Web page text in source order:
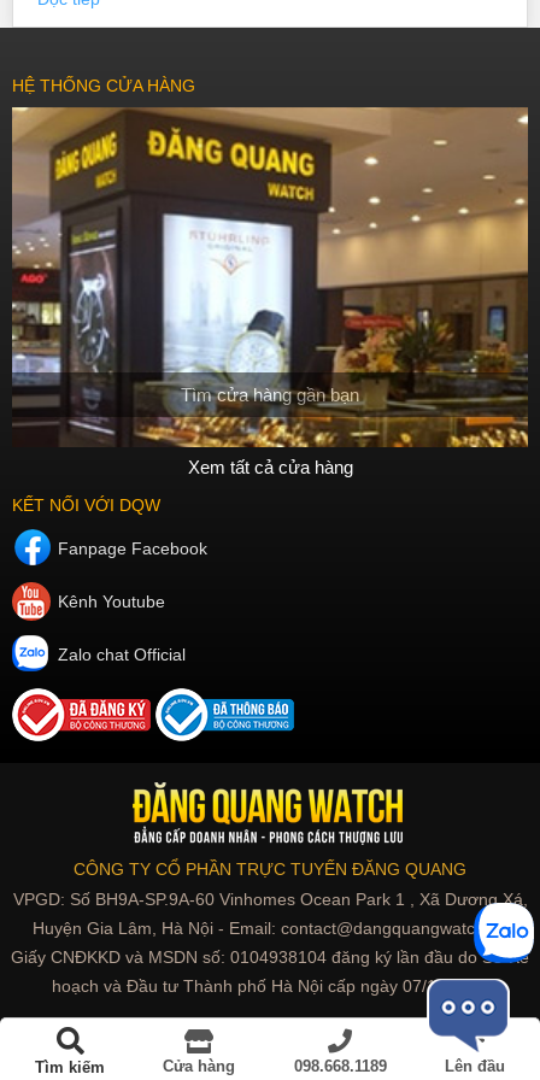
Đồng hồ Limited | Phiên bản giới hạn
Tìm kiếm Cửa hàng 098.668.1189 Lên đầu
HỆ THỐNG CỬA HÀNG
Tìm cửa hàng gần bạn
Xem tất cả cửa hàng
KẾT NỐI VỚI DQW
Fanpage Facebook
Kênh Youtube
Zalo chat Official
CÔNG TY CỔ PHẦN TRỰC TUYẾN ĐĂNG QUANG
VPGD: Số BH9A-SP.9A-60 Vinhomes Ocean Park 1 , Xã Dương Xá,
Huyện Gia Lâm, Hà Nội - Email: contact@dangquangwatch.vn
Giấy CNĐKKD và MSDN số: 0104938104 đăng ký lần đầu do Sở Kế
hoạch và Đầu tư Thành phố Hà Nội cấp ngày 07/10/2010